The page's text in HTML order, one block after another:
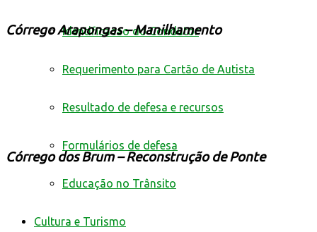
Identificacao do Condutor
Requerimento para Cartão de Autista
Resultado de defesa e recursos
Formulários de defesa
Educação no Trânsito
Cultura e Turismo
Córrego Arapongas – Manilhamento
Córrego dos Brum – Reconstrução de Ponte